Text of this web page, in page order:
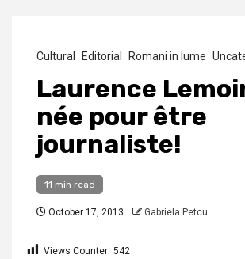
Cultural Editorial Romani in lume
Laurence
née pour être
journaliste!
11 min read
October 17, 2013 Gabriela Petcu
Views Counter: 542